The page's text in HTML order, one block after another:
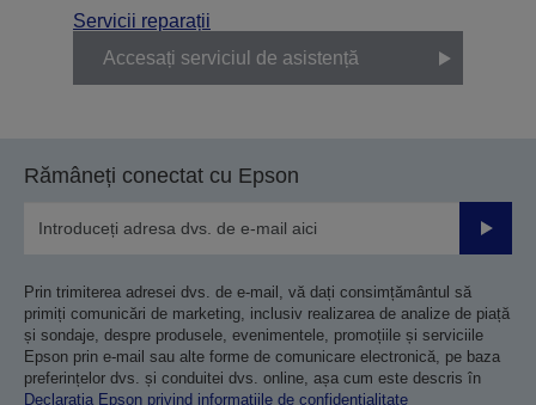
Servicii reparații
Accesați serviciul de asistență
Rămâneți conectat cu Epson
Prin trimiterea adresei dvs. de e-mail, vă dați consimțământul să
primiți comunicări de marketing, inclusiv realizarea de analize de piață
și sondaje, despre produsele, evenimentele, promoțiile și serviciile
Epson prin e-mail sau alte forme de comunicare electronică, pe baza
preferințelor dvs. și conduitei dvs. online, așa cum este descris în
Declarația Epson privind informațiile de confidențialitate